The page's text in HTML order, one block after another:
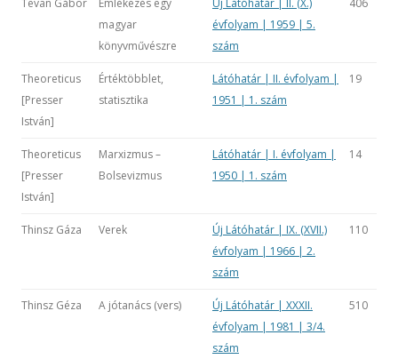
Tevan Gábor
Emlékezés egy
magyar
könyvművészre
Új Látóhatár | II. (X.)
évfolyam | 1959 | 5.
szám
406
Theoreticus
[Presser
István]
Értéktöbblet,
statisztika
Látóhatár | II. évfolyam |
1951 | 1. szám
19
Theoreticus
[Presser
István]
Marxizmus –
Bolsevizmus
Látóhatár | I. évfolyam |
1950 | 1. szám
14
Thinsz Gáza Verek
Új Látóhatár | IX. (XVII.)
évfolyam | 1966 | 2.
szám
110
Thinsz Géza A jótanács (vers)
Új Látóhatár | XXXII.
évfolyam | 1981 | 3/4.
szám
510